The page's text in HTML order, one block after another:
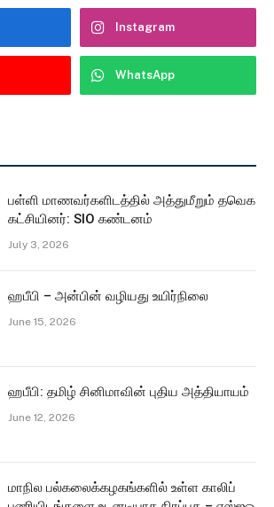
Instagram
WhatsApp
பள்ளி மாணவர்களிடத்தில் அத்துமீறும் தவெக
கட்சியினர்: SIO கண்டனம்
July 3, 2026
ஹபீபி – அன்பின் வழியது உயிர்நிலை
June 15, 2026
ஹபீபி: தமிழ் சினிமாவின் புதிய அத்தியாயம்
June 12, 2026
மாநில பல்கலைக்கழகங்களில் உள்ள காலிப்